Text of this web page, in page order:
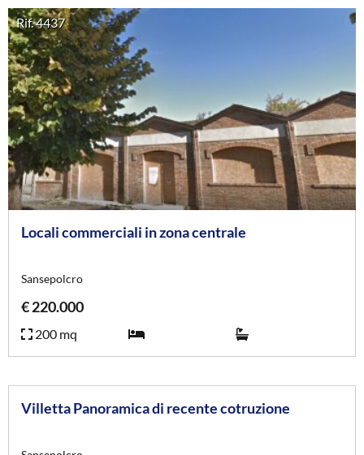
Rif. 4437
Locali commerciali in zona centrale
Sansepolcro
€ 220.000
200 mq
Villetta Panoramica di recente cotruzione